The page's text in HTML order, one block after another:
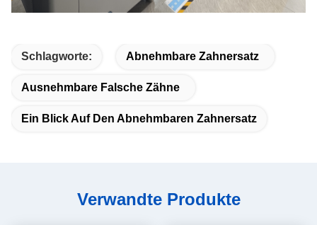
Schlagworte: Abnehmbare Zahnersatz
Ausnehmbare Falsche Zähne
Ein Blick Auf Den Abnehmbaren Zahnersatz
Verwandte Produkte